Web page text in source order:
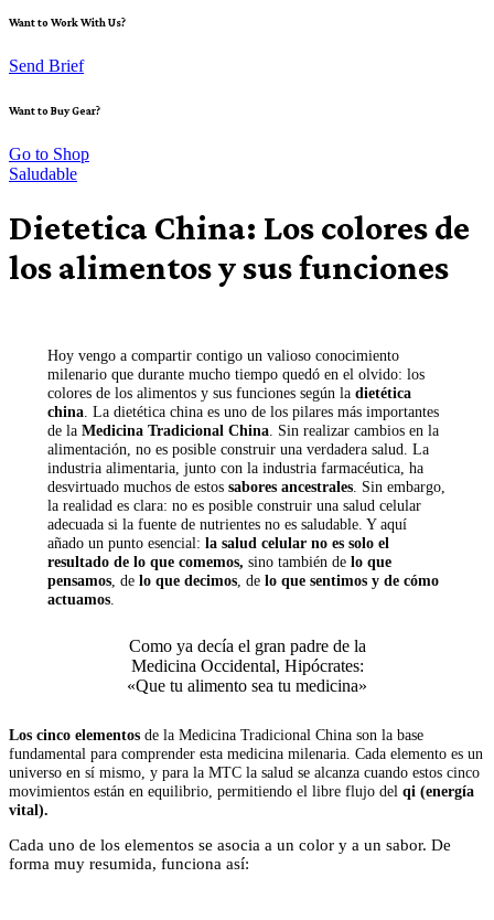
Want to Work With Us?
Send Brief
Want to Buy Gear?
Go to Shop
Saludable
Dietetica China: Los colores de
los alimentos y sus funciones
Hoy vengo a compartir contigo un valioso conocimiento
milenario que durante mucho tiempo quedó en el olvido: los
colores de los alimentos y sus funciones según la dietética
china. La dietética china es uno de los pilares más importantes
de la Medicina Tradicional China. Sin realizar cambios en la
alimentación, no es posible construir una verdadera salud. La
industria alimentaria, junto con la industria farmacéutica, ha
desvirtuado muchos de estos sabores ancestrales. Sin embargo,
la realidad es clara: no es posible construir una salud celular
adecuada si la fuente de nutrientes no es saludable. Y aquí
añado un punto esencial: la salud celular no es solo el
resultado de lo que comemos, sino también de lo que
pensamos, de lo que decimos, de lo que sentimos y de cómo
actuamos.
Como ya decía el gran padre de la
Medicina Occidental, Hipócrates:
«Que tu alimento sea tu medicina»
Los cinco elementos de la Medicina Tradicional China son la base
fundamental para comprender esta medicina milenaria. Cada elemento es un
universo en sí mismo, y para la MTC la salud se alcanza cuando estos cinco
movimientos están en equilibrio, permitiendo el libre flujo del qi (energía
vital).
Cada uno de los elementos se asocia a un color y a un sabor. De
forma muy resumida, funciona así: